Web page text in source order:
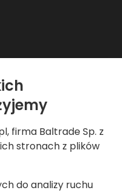
firma Baltrade Sp. z
stronach z plików
do analizy ruchu